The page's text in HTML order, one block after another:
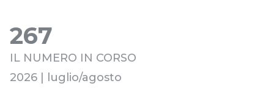
267
IL NUMERO IN CORSO
2026 | luglio/agosto